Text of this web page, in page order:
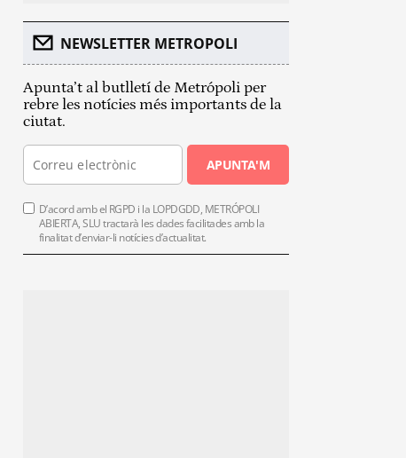
NEWSLETTER METROPOLI
Apunta’t al butlletí de Metrópoli per
rebre les notícies més importants de la
ciutat.
APUNTA'M
D’acord amb el RGPD i la LOPDGDD, METRÓPOLI
ABIERTA, SLU tractarà les dades facilitades amb la
finalitat d’enviar-li notícies d’actualitat.